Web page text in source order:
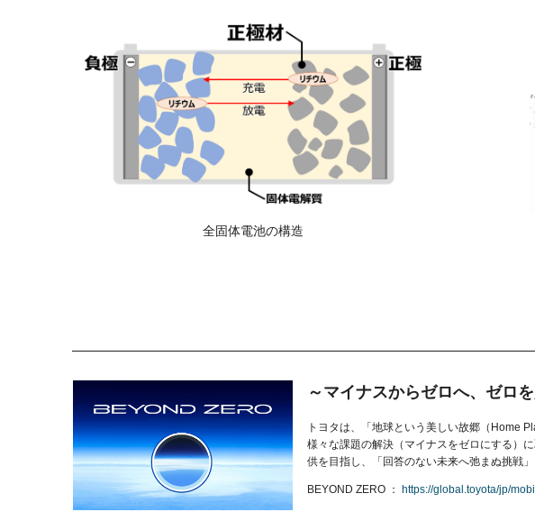
全固体電池の構造
～マイナスからゼロへ、ゼロ
トヨタは、「地球という美しい故郷（Home
様々な課題の解決（マイナスをゼロにする）
供を目指し、「回答のない未来へ弛まぬ挑戦」
BEYOND ZERO https://global.toyota/jp/